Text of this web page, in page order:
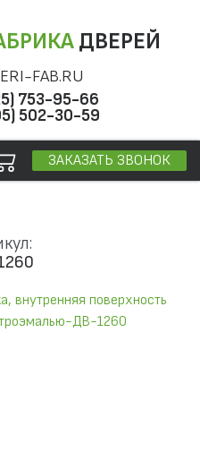
ДВЕРЕЙ
FAB.RU
753-95-66
502-30-59
ЗАКАЗАТЬ ЗВОНОК